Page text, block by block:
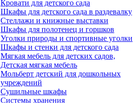
Кровати для детского сада
Шкафы для детского сада в раздевалку
Стеллажи и книжные выставки
Шкафы для полотенец и горшков
Уголки природы и спортивные уголки
Шкафы и стенки для детского сада
Мягкая мебель для детских садов,
Детская мягкая мебель
Мольберт детский для дошкольных
учреждений
Сушильные шкафы
Системы хранения